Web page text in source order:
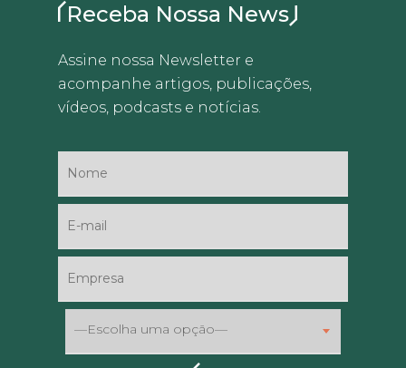
Receba Nossa News
Assine nossa Newsletter e
acompanhe artigos, publicações,
vídeos, podcasts e notícias.
—Escolha uma opção—